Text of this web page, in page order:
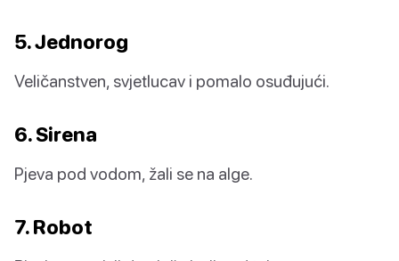
5. Jednorog
Veličanstven, svjetlucav i pomalo osuđujući.
6. Sirena
Pjeva pod vodom, žali se na alge.
7. Robot